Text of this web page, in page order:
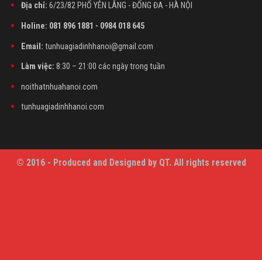
Địa chỉ: 6/23/82 PHỐ YÊN LÃNG - ĐỐNG ĐA - HÀ NỘI
Holine: 081 896 1881 - 0984 018 645
Email: tunhuagiadinhhanoi@gmail.com
Làm việc: 8:30 – 21:00 các ngày trong tuần
noithatnhuahanoi.com
tunhuagiadinhhanoi.com
© 2016 - Produced and Designed by QT. All rights reserved